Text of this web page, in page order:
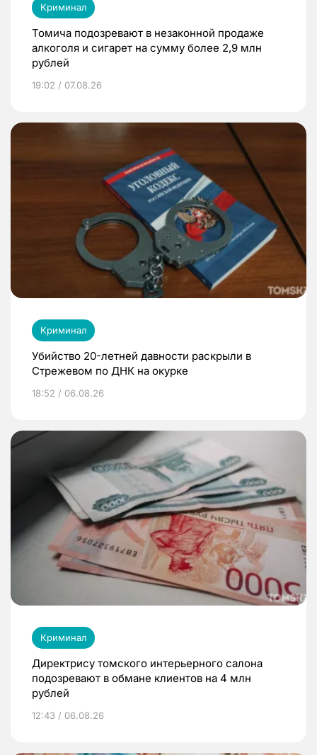
Криминал
Томича подозревают в незаконной продаже
алкоголя и сигарет на сумму более 2,9 млн
рублей
19:02 / 07.08.26
Криминал
Убийство 20-летней давности раскрыли в
Стрежевом по ДНК на окурке
18:52 / 06.08.26
Криминал
Директрису томского интерьерного салона
подозревают в обмане клиентов на 4 млн
рублей
12:43 / 06.08.26